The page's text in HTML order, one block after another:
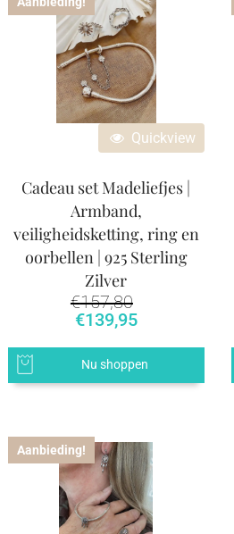
Quickview
Cadeau set Madeliefjes |
Armband,
veiligheidsketting, ring en
oorbellen | 925 Sterling
Zilver
€157,80
€139,95
Nu shoppen
Aanbieding!